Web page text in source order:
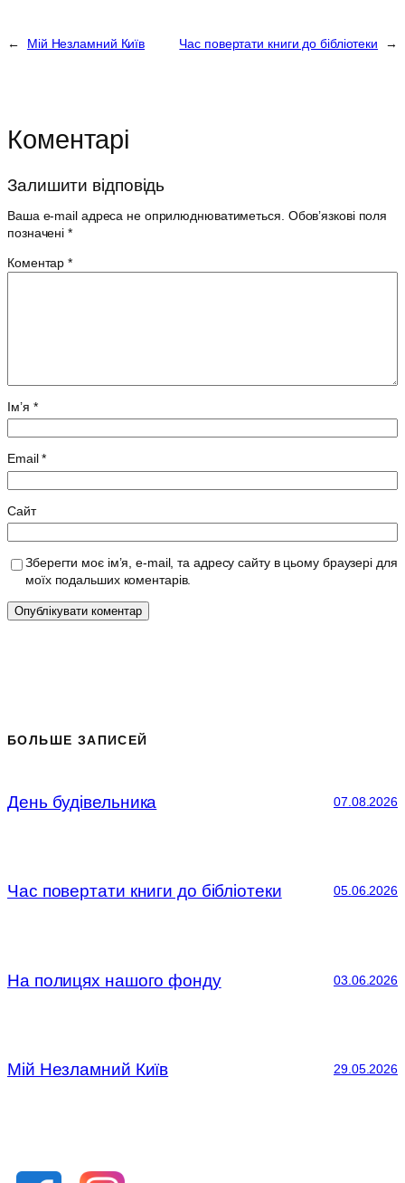
← Мій Незламний Київ Час повертати книги до бібліотеки →
Коментарі
Залишити відповідь
Ваша e-mail адреса не оприлюднюватиметься. Обов’язкові поля
позначені*
Коментар*
Ім’я *
Email*
Сайт
Зберегти моє ім’я, e-mail, та адресу сайту в цьому браузері для
моїх подальших коментарів.
БОЛЬШЕ ЗАПИСЕЙ
День будівельника 07.08.2026
Час повертати книги до бібліотеки 05.06.2026
На полицях нашого фонду 03.06.2026
Мій Незламний Київ 29.05.2026